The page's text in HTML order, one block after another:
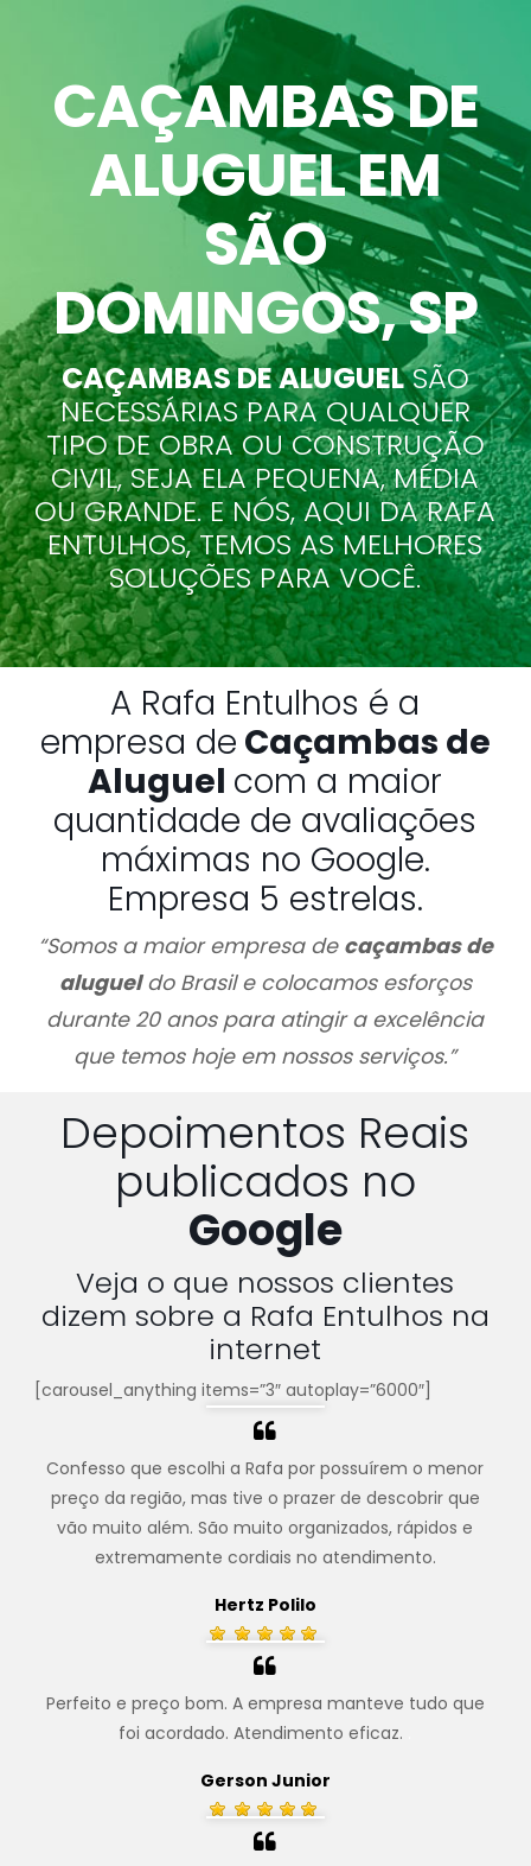
CAÇAMBAS DE
ALUGUEL EM
SÃO
DOMINGOS, SP
CAÇAMBAS DE ALUGUELSÃO
NECESSÁRIAS PARA QUALQUER
TIPO DE OBRA OU CONSTRUÇÃO
CIVIL, SEJA ELA PEQUENA, MÉDIA
OU GRANDE. E NÓS, AQUI DA RAFA
ENTULHOS, TEMOS AS MELHORES
SOLUÇÕES PARA VOCÊ.
A Rafa Entulhos é a
empresa de Caçambas de
Aluguel com a maior
quantidade de avaliações
máximas no Google.
Empresa 5 estrelas.
“Somos a maior empresa de caçambas de
alugueldo Brasil e colocamos esforços
durante 20 anos para atingir a excelência
que temos hoje em nossos serviços.”
Depoimentos Reais
publicados no
Google
Veja o que nossos clientes
dizem sobre a Rafa Entulhos na
internet
[carousel_anything items=”3″ autoplay=”6000″]
Confesso que escolhi a Rafa por possuírem o menor
preço da região, mas tive o prazer de descobrir que
vão muito além. São muito organizados, rápidos e
extremamente cordiais no atendimento.
Hertz Polilo
Perfeito e preço bom. A empresa manteve tudo que
foi acordado. Atendimento eficaz.
Gerson Junior